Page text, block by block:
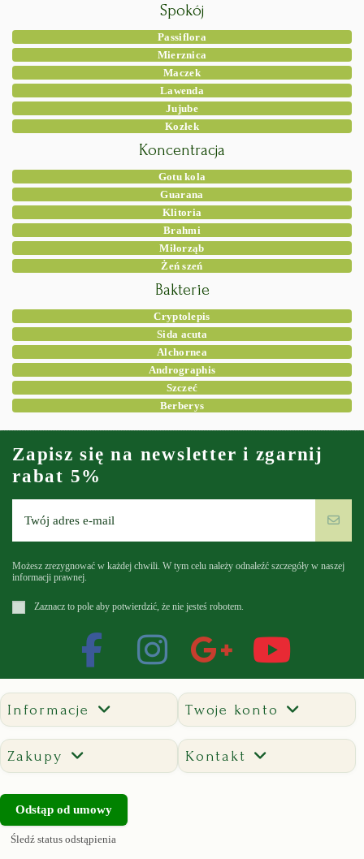
Spokój
Passiflora
Mierznica
Maczek
Lawenda
Jujube
Kozłek
Koncentracja
Gotu kola
Guarana
Klitoria
Brahmi
Miłorząb
Żeń szeń
Bakterie
Cryptolepis
Sida acuta
Alchornea
Andrographis
Szczeć
Berberys
Zapisz się na newsletter i zgarnij
rabat 5%
Możesz zrezygnować w każdej chwili. W tym celu należy odnaleźć szczegóły w naszej
informacji prawnej.
Zaznacz to pole aby potwierdzić, że nie jesteś robotem.
Informacje Twoje konto
Zakupy Kontakt
Odstąp od umowy
Śledź status odstąpienia